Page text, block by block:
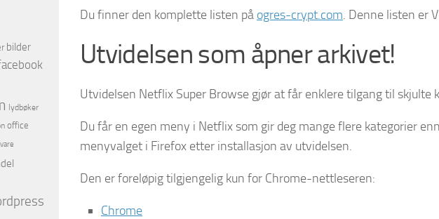
Du finner den komplette listen på ogres-crypt.com. Denne listen er
Utvidelsen som åpner arkivet!
Utvidelsen Netflix Super Browse gjør at får enklere tilgang til skjulte
Du får en egen meny i Netflix som gir deg mange flere kategorier
menyvalget i Firefox etter installasjon av utvidelsen.
Den er foreløpig tilgjengelig kun for Chrome-nettleseren:
Chrome
bilder
lydbøker
office